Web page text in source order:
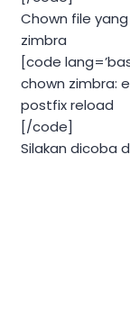
Chown file
zimbra
[code
chown zimbra:
postfix reload
[/code]
Silakan dicoba